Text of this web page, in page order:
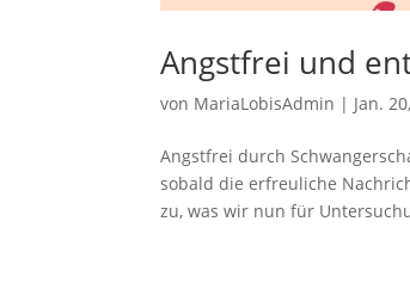
Angstfrei und
von MariaLobisAdmin | Jan.
Angstfrei durch
sobald die erfreuliche
zu, was wir nun für